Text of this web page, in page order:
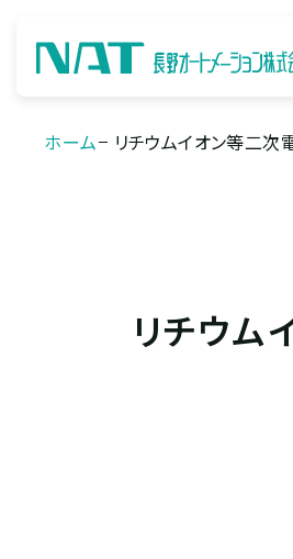
ホーム リチウムイオン等二
リチウム